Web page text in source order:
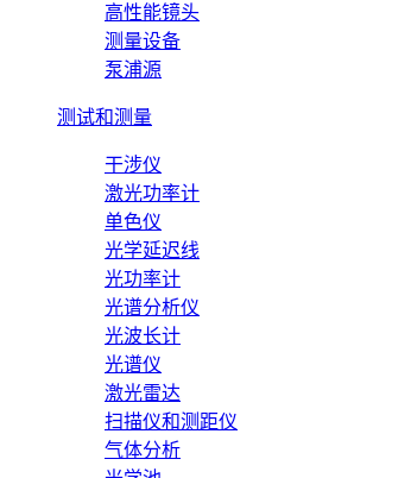
高性能镜头
测量设备
泵浦源
测试和测量
干涉仪
激光功率计
单色仪
光学延迟线
光功率计
光谱分析仪
光波长计
光谱仪
激光雷达
扫描仪和测距仪
气体分析